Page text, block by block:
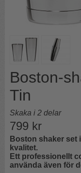
Boston-
Tin
Skaka i 2 delar
799 kr
Boston shaker set
kvalitet.
Ett professionellt
använda även för